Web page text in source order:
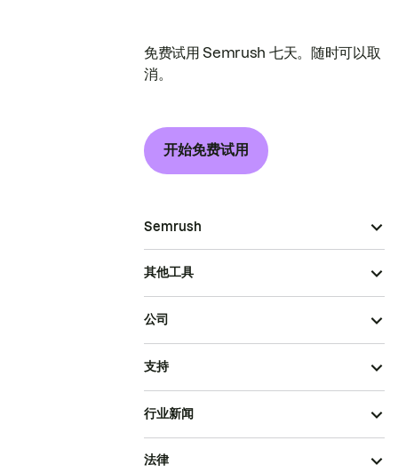
免费试用 Semrush 七天。随时可以取
消。
开始免费试用
Semrush
其他工具
公司
支持
行业新闻
法律